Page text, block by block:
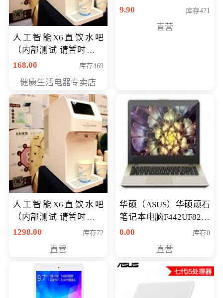
人工智能X6直饮水吧
（内部测试 请暂时不要
购买）
168.00 库存469
健康生活电器专卖店
9.90
库存471
直营
人工智能X6直饮水吧
（内部测试 请暂时不要
购买）
1298.00 库存72
直营
华硕（ASUS）华硕顽石
笔记本电脑F442UF8250
八代独显轻薄办公商务
0.00 库存0
直营